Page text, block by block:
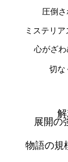
切な
心がざわ
ミステリア
圧倒さ
物語の規
展開の